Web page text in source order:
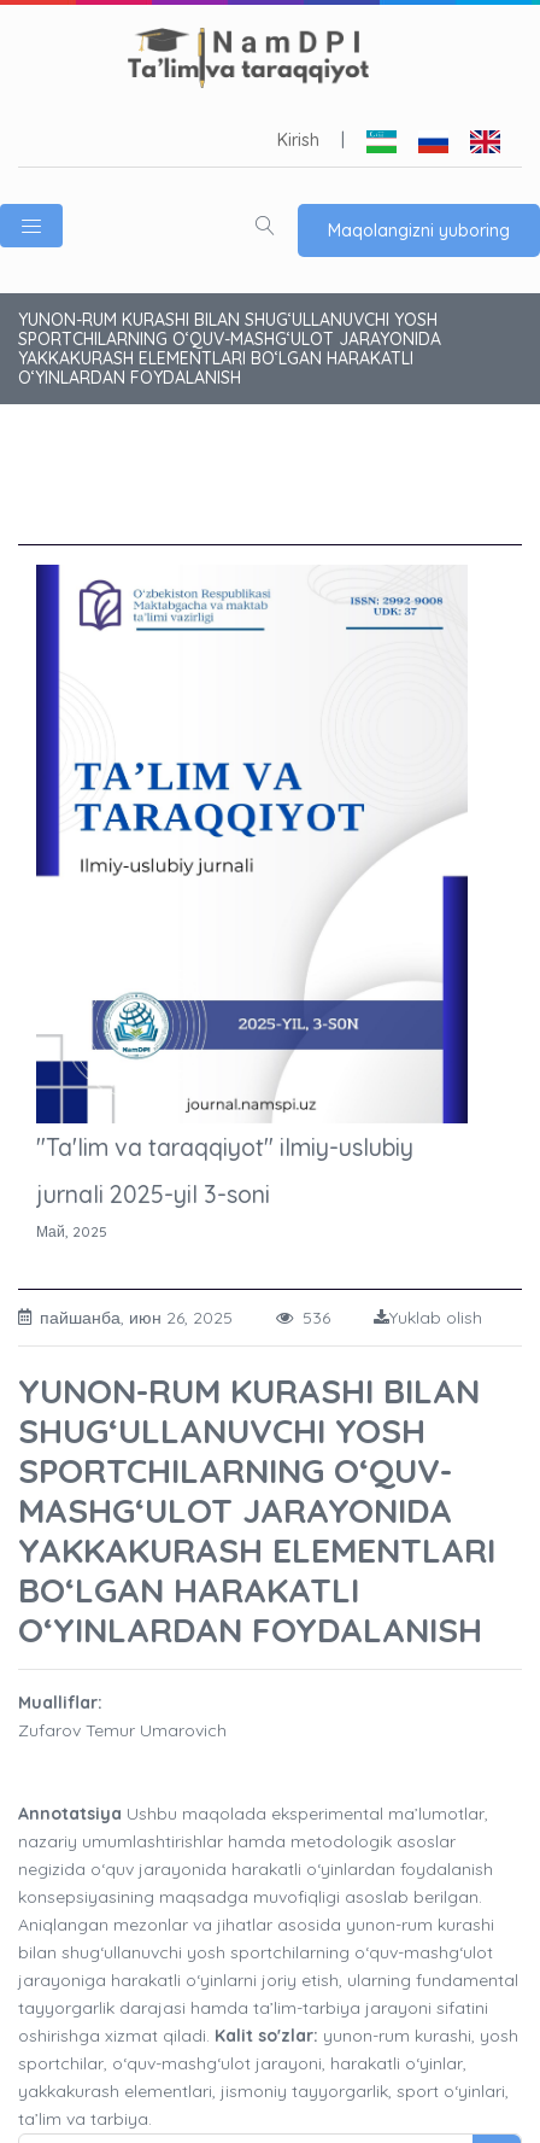
Kirish
Maqolangizni yuboring
YUNON-RUM KURASHI BILAN SHUG‘ULLANUVCHI YOSH
SPORTCHILARNING O‘QUV-MASHG‘ULOT JARAYONIDA
YAKKAKURASH ELEMENTLARI BO‘LGAN HARAKATLI
O‘YINLARDAN FOYDALANISH
"Ta'lim va taraqqiyot" ilmiy-uslubiy
jurnali 2025-yil 3-soni
Май, 2025
пайшанба, июн 26, 2025 536 Yuklab olish
YUNON-RUM KURASHI BILAN
SHUG‘ULLANUVCHI YOSH
SPORTCHILARNING O‘QUV-
MASHG‘ULOT JARAYONIDA
YAKKAKURASH ELEMENTLARI
BO‘LGAN HARAKATLI
O‘YINLARDAN FOYDALANISH
Mualliflar:
Zufarov Temur Umarovich
Annotatsiya Ushbu maqolada eksperimental ma’lumotlar,
nazariy umumlashtirishlar hamda metodologik asoslar
negizida o‘quv jarayonida harakatli o‘yinlardan foydalanish
konsepsiyasining maqsadga muvofiqligi asoslab berilgan.
Aniqlangan mezonlar va jihatlar asosida yunon-rum kurashi
bilan shug‘ullanuvchi yosh sportchilarning o‘quv-mashg‘ulot
jarayoniga harakatli o‘yinlarni joriy etish, ularning fundamental
tayyorgarlik darajasi hamda ta’lim-tarbiya jarayoni sifatini
oshirishga xizmat qiladi. Kalit so'zlar: yunon-rum kurashi, yosh
sportchilar, o‘quv-mashg‘ulot jarayoni, harakatli o‘yinlar,
yakkakurash elementlari, jismoniy tayyorgarlik, sport o‘yinlari,
ta’lim va tarbiya.